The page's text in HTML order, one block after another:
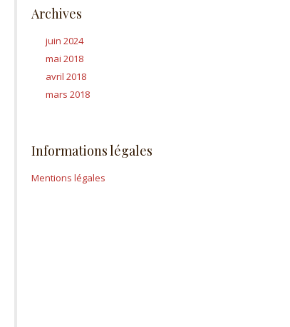
Archives
juin 2024
mai 2018
avril 2018
mars 2018
Informations légales
Mentions légales